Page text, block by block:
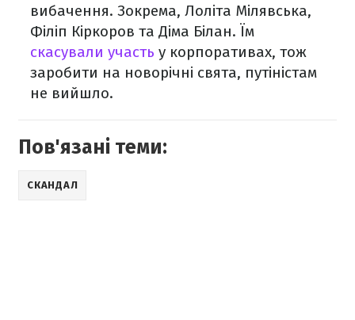
вибачення. Зокрема, Лоліта Мілявська,
Філіп Кіркоров та Діма Білан. Їм
скасували участь у корпоративах, тож
заробити на новорічні свята, путіністам
не вийшло.
Пов'язані теми:
СКАНДАЛ